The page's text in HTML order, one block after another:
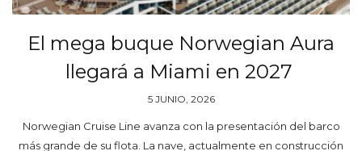
El mega buque Norwegian Aura
llegará a Miami en 2027
5 JUNIO, 2026
Norwegian Cruise Line avanza con la presentación del barco
más grande de su flota. La nave, actualmente en construcción